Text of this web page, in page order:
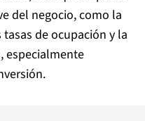
del negocio, como la
de ocupación y la
especialmente